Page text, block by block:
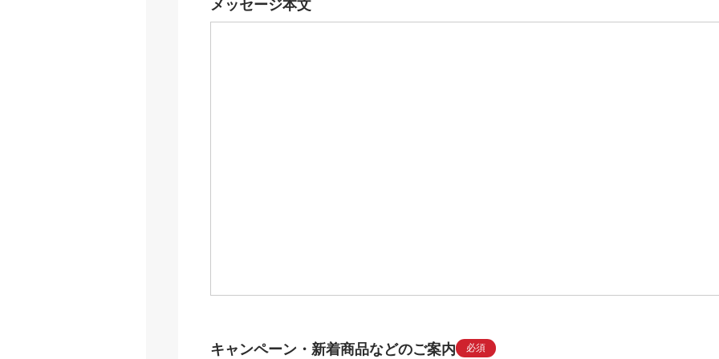
メッセージ本文
キャンペーン・新着商品などのご案内 必須